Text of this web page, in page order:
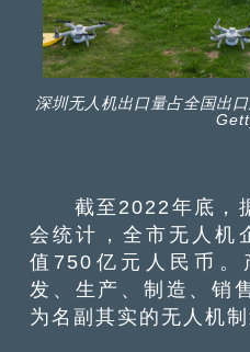
深圳无人机出口量占全国出
截至2022年底，据
会统计，全市无人机
值750亿元人民币。
发、生产、制造、销
为名副其实的无人机制